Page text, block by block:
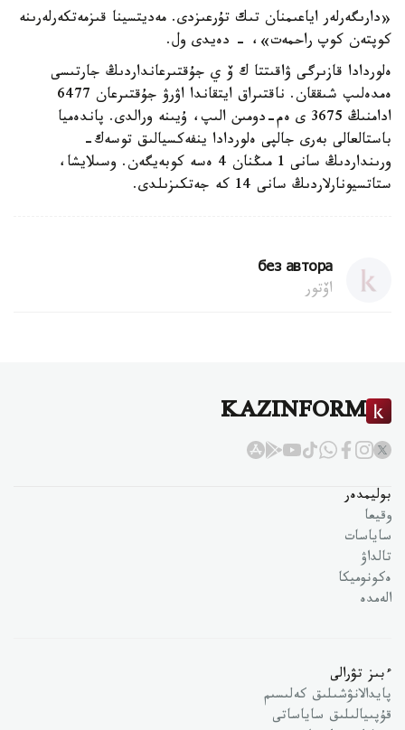
«دارىگەرلەر اياعىمنان تىك تۇرعىزدى. مەديتسينا قىزمەتكەرلەرىنە
كوپتەن كوپ راحمەت»، - دەيدى ول.
ەلوردادا قازىرگى ۋاقىتتا ك ۆ ي جۇقتىرعانداردىڭ جارتىسى
ەمدەلىپ شىققان. ناقتىراق ايتقاندا اۋرۋ جۇقتىرعان 6477
ادامنىڭ 3675 ى ەم-دومىن الىپ، ۇيىنە ورالدى. پاندەميا
باستالعالى بەرى جالپى ەلوردادا ينفەكسيالىق توسەك-
ورىنداردىڭ سانى 1 مىڭنان 4 ەسە كوبەيگەن. وسىلايشا،
ستاتسيونارلاردىڭ سانى 14 كە جەتكىزىلدى.
без автора
اۆتور
KAZINFORM
بوليمدەر
وقيعا
ساياسات
تالداۋ
ەكونوميكا
الەمدە
ءبىز تۋرالى
پايدالانۋشىلىق كەلىسىم
قۇپىيالىلىق ساياساتى